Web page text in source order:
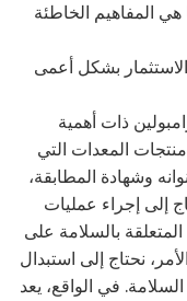
المفاهيم الخاطئة
بشكل أعمى
ذات أهمية
المعدات التي
وشهادة المطابقة،
إلى إجراء عمليات
بالسلامة على
نحتاج إلى استبدال
في الواقع، يعد